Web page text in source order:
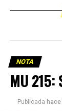
NOTA
MU 215:
Publicada